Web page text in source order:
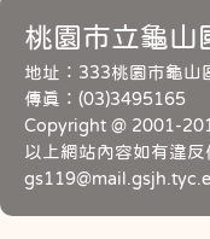
桃園市立龜山
地址：333桃園市龜山
傳真：(03)3495165
Copyright @ 2001-
以上網站內容如有違